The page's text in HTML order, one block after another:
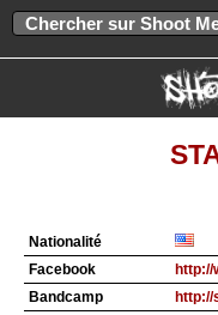
Nationalité
Facebook
Bandcamp